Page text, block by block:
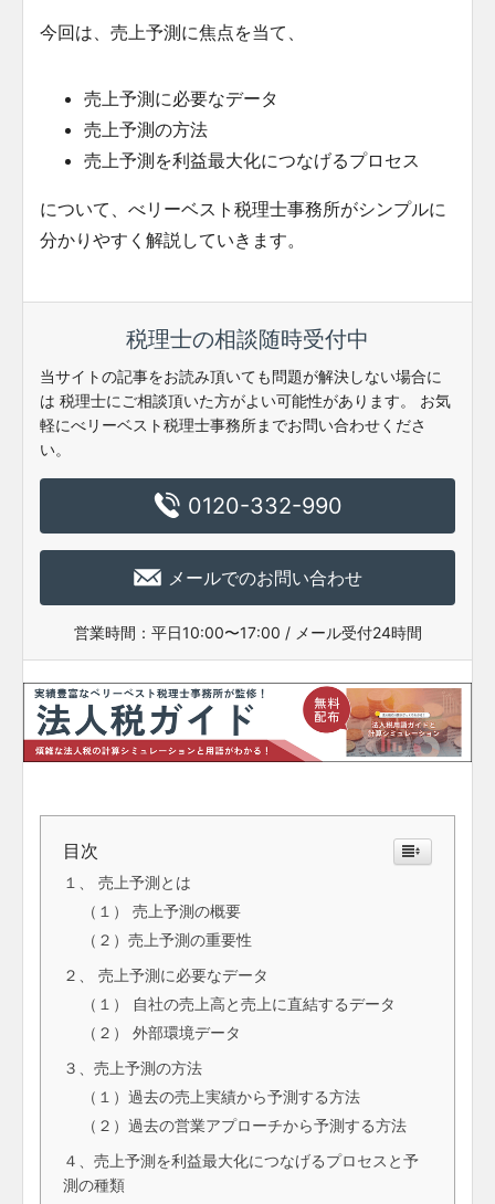
今回は、売上予測に焦点を当て、
売上予測に必要なデータ
売上予測の方法
売上予測を利益最大化につなげるプロセス
について、べリーベスト税理士事務所がシンプルに
分かりやすく解説していきます。
税理士の相談随時受付中
当サイトの記事をお読み頂いても問題が解決しない場合に
は 税理士にご相談頂いた方がよい可能性があります。
お気
軽にべリーベスト税理士事務所までお問い合わせくださ
い。
0120-332-990
メールでのお問い合わせ
営業時間： 平日10:00〜17:00 / メール受付24時間
目次
１、 売上予測とは
（１） 売上予測の概要
（２）売上予測の重要性
２、 売上予測に必要なデータ
（１） 自社の売上高と売上に直結するデータ
（２） 外部環境データ
３、売上予測の方法
（１）過去の売上実績から予測する方法
（２）過去の営業アプローチから予測する方法
４、売上予測を利益最大化につなげるプロセスと予
測の種類